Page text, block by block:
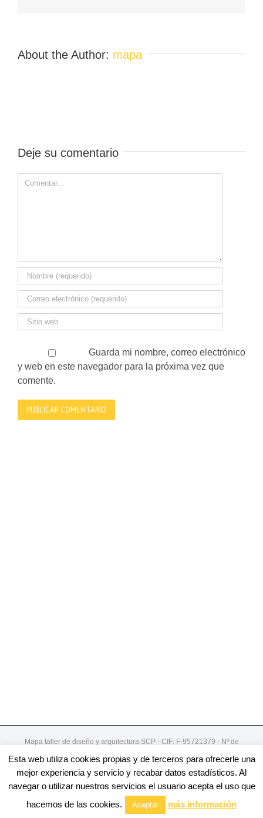
About the Author: mapa
Deje su comentario
Comment
Guarda mi nombre, correo electrónico
y web en este navegador para la próxima vez que
comente.
Mapa taller de diseño y arquitectura SCP - CIF: F-95721379 - Nº de
Gordoniz 44, 5º - dto 7- 48002 - Bilbao / 94 4078913
FacebookTwitterLinkedinYoutube
Esta web utiliza cookies propias y de terceros para ofrecerle una
mejor experiencia y servicio y recabar datos estadísticos. Al
navegar o utilizar nuestros servicios el usuario acepta el uso que
hacemos de las cookies.
Aceptar más información